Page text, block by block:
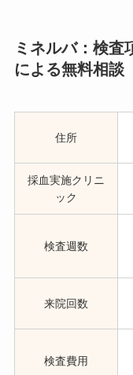
ミネルバ：検査
による無料相談
住所
採血実施クリニ
ック
検査週数
来院回数
検査費用